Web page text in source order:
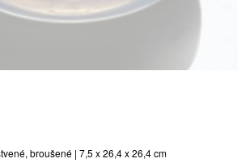
broušené | 7,5 x 26,4 x 26,4 cm